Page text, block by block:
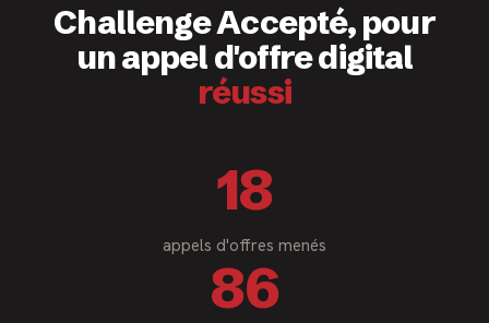
Challenge Accepté, pour
un appel d'offre digital
réussi
18
appels d'offres menés
86